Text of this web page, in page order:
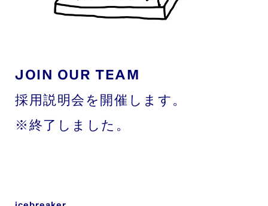
JOIN OUR TEAM
採用説明会を開催します。
※終了しました。